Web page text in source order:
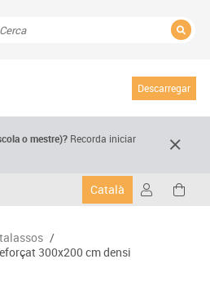
Descarregar
o mestre)? Recorda iniciar
Català
/
300x200 cm densi